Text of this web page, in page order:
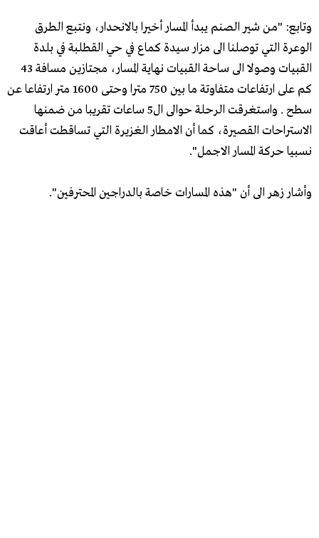
وتابع: "من شير الصنم يبدأ المسار أخيرا بالانحدار، ونتبع الطرق
الوعرة التي توصلنا الى مزار سيدة كماع في حي القطلبة في بلدة
القبيات وصولا الى ساحة القبيات نهاية المسار، مجتازين مسافة 43
كم على ارتفاعات متفاوتة ما بين 750 مترا وحتى 1600 متر ارتفاعا عن
سطح . واستغرقت الرحلة حوالى ال5 ساعات تقريبا من ضمنها
الاستراحات القصيرة، كما أن الامطار الغزيرة التي تساقطت أعاقت
نسبيا حركة المسار الاجمل".
وأشار زهر الى أن "هذه المسارات خاصة بالدراجين المحترفين".